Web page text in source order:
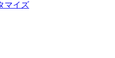
マイズ